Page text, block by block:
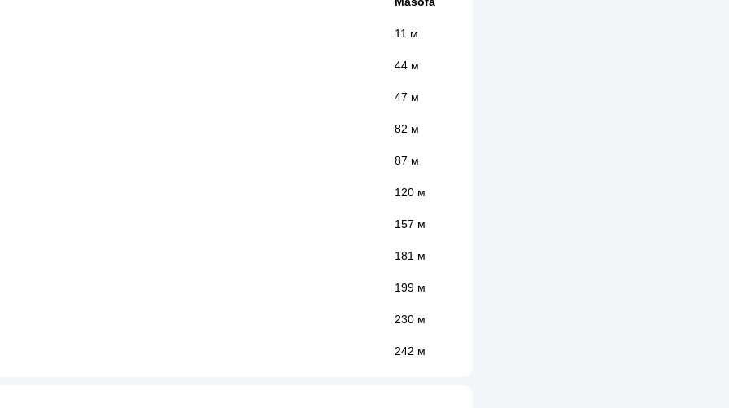
11 м
44 м
47 м
82 м
87 м
120 м
157 м
181 м
199 м
230 м
242 м